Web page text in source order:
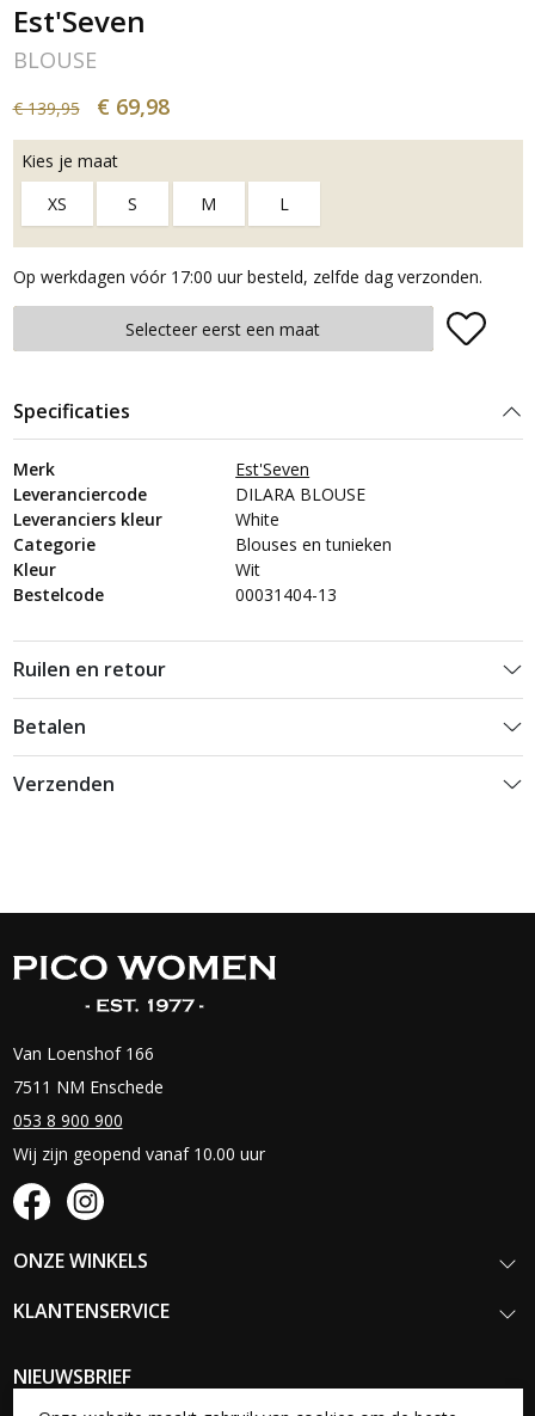
Est'Seven
BLOUSE
€ 139,95 € 69,98
Kies je maat
XS
S M L
Op werkdagen vóór 17:00 uur besteld, zelfde dag verzonden.
Plaats in winkelmand
Selecteer eerst een maat
Specificaties
Merk
Est'Seven
Leveranciercode
DILARA BLOUSE
Leveranciers kleur
White
Categorie
Blouses en tunieken
Kleur
Wit
Bestelcode
00031404-13
Ruilen en retour
Betalen
Verzenden
Van Loenshof 166
7511 NM Enschede
053 8 900 900
Wij zijn geopend vanaf 10.00 uur
ONZE WINKELS
KLANTENSERVICE
NIEUWSBRIEF
Schrijf je in voor onze nieuwsbrief en blijf op de hoogte van onze